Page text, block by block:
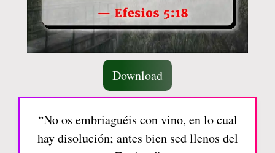
Download
“No os embriaguéis con vino, en lo cual
hay disolución; antes bien sed llenos del